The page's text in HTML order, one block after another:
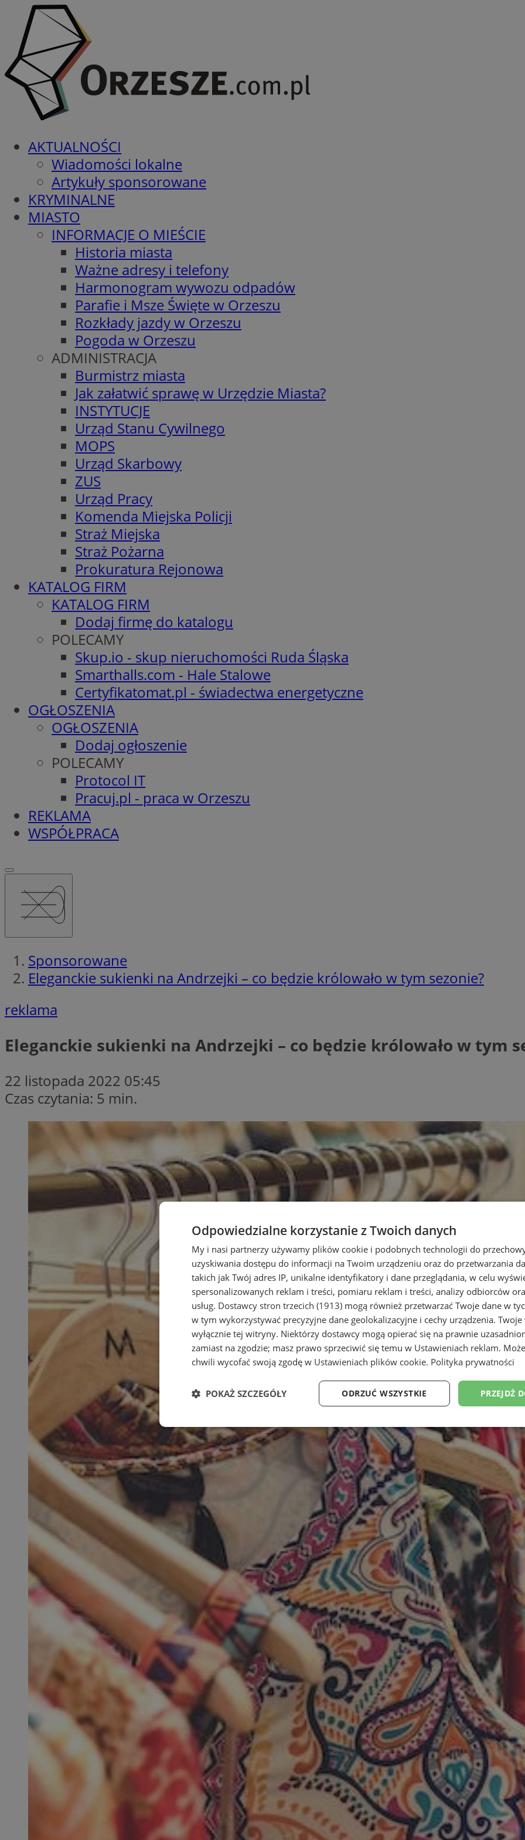
AKTUALNOŚCI
Wiadomości lokalne
Artykuły sponsorowane
KRYMINALNE
MIASTO
INFORMACJE O MIEŚCIE
Historia miasta
Ważne adresy i telefony
Harmonogram wywozu odpadów
Parafie i Msze Święte w Orzeszu
Rozkłady jazdy w Orzeszu
Pogoda w Orzeszu
ADMINISTRACJA
Burmistrz miasta
Jak załatwić sprawę w Urzędzie Miasta?
INSTYTUCJE
Urząd Stanu Cywilnego
MOPS
Urząd Skarbowy
ZUS
Urząd Pracy
Komenda Miejska Policji
Straż Miejska
Straż Pożarna
Prokuratura Rejonowa
KATALOG FIRM
KATALOG FIRM
Dodaj firmę do katalogu
POLECAMY
Skup.io - skup nieruchomości Ruda Śląska
Smarthalls.com - Hale Stalowe
Certyfikatomat.pl - świadectwa energetyczne
OGŁOSZENIA
OGŁOSZENIA
Dodaj ogłoszenie
POLECAMY
Protocol IT
Pracuj.pl - praca w Orzeszu
REKLAMA
WSPÓŁPRACA
Sponsorowane
Eleganckie sukienki na Andrzejki – co będzie królowało w tym sezonie?
reklama
Eleganckie sukienki na Andrzejki – co będzie królowało w tym
22 listopada 2022 05:45
Czas czytania: 5 min.
Odpowiedzialne korzystanie z Twoich danych
My i nasi partnerzy używamy plików cookie i podobnych technologii do
uzyskiwania dostępu do informacji na Twoim urządzeniu oraz do przetwarzania
takich jak Twój adres IP, unikalne identyfikatory i dane przeglądania, w celu
spersonalizowanych reklam i treści, pomiaru reklam i treści, analizy odbiorców
usług. Dostawcy stron trzecich (1913) mogą również przetwarzać Twoje dane w
w tym wykorzystywać precyzyjne dane geolokalizacyjne i cechy urządzenia.
wyłącznie tej witryny. Niektórzy dostawcy mogą opierać się na prawnie
zamiast na zgodzie; masz prawo sprzeciwić się temu w Ustawieniach reklam.
chwili wycofać swoją zgodę w Ustawieniach plików cookie. Polityka prywatności
PRZEJDŹ
ODRZUĆ WSZYSTKIE
POKAŻ SZCZEGÓŁY
Niezbędne Wydajność Targetowanie Funkcjonalność
Wydajność Targetowanie Funkcjonalność
Niezbędne pliki cookie umożliwiają korzystanie z podstawowych funkcji strony internetowej, takich jak
zarządzanie kontem. Bez niezbędnych plików cookie nie można prawidłowo korzystać ze strony internetowej.
Nazwa
Provider/
Domena
Okres
przechowywania
Opis
SessID orzesze.com.pl 1 rok
Ten plik cookie przechowuje
QeSessID
orzesze.com.pl 1 rok
Ten plik cookie przechowuje
MvSessID
orzesze.com.pl 1 rok
Ten plik cookie przechowuje
VISITOR_PRIVACY_METADATA
YouTube
.youtube.com
5 miesięcy 4
tygodnie
Ten plik cookie przechowuje
użytkownika oraz jego
prywatności podczas korzystania z
wybory dotyczące polityki
zgody, zapewniając ich
wizytach. Dzięki temu użytkownik
konfigurować swoich preferencji,
zgodność z regulacjami ochrony
__cf_bm
Cloudflare
Inc.
.x.com
29 minut 59
sekund
Ten plik cookie służy do
to korzystne dla strony
umożliwia tworzenie ważnych
korzystania z jej witryny
CookieScriptConsent
CookieScript
orzesze.com.pl
4 tygodnie 2 dni
Ten plik cookie jest używany przez
Script.com do zapamiętywania
zgody użytkownika na pliki cookie.
aby baner cookie Cookie-Script.com
__cf_bm
Cloudflare
Inc.
.twitter.com
29 minut 55
sekund
Ten plik cookie służy do
to korzystne dla strony
umożliwia tworzenie ważnych
korzystania z jej witryny
Google Privacy Policy